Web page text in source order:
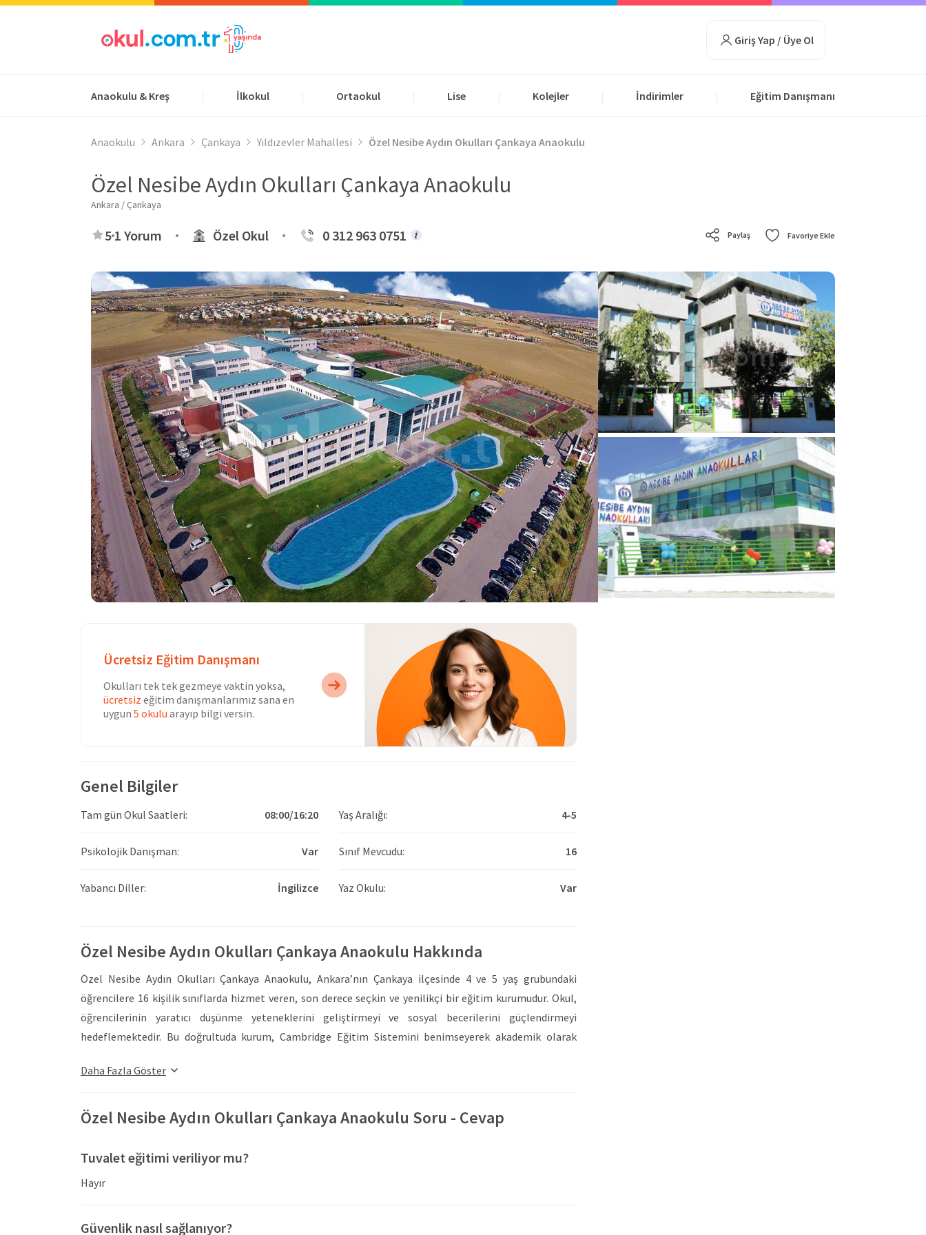
Giriş Yap / Üye Ol
Anaokulu & Kreş İlkokul Ortaokul Lise Kolejler İndirimler Eğitim Danışmanı
Anaokulu Ankara Çankaya Yıldızevler Mahallesi Özel Nesibe Aydın Okulları Çankaya Anaokulu
Özel Nesibe Aydın Okulları Çankaya Anaokulu
Ankara / Çankaya
Favoriye Ekle
Paylaş
5 1 Yorum Özel Okul 0 312 963 0751
Ücretsiz Eğitim Danışmanı
Okulları tek tek gezmeye vaktin yoksa,
ücretsiz eğitim danışmanlarımız sana en
uygun 5 okulu arayıp bilgi versin.
Genel Bilgiler
Tam gün Okul Saatleri: 08:00/16:20 Yaş Aralığı: 4-5
Psikolojik Danışman: Var Sınıf Mevcudu: 16
Yabancı Diller: İngilizce Yaz Okulu: Var
Özel Nesibe Aydın Okulları Çankaya Anaokulu Hakkında
Özel Nesibe Aydın Okulları Çankaya Anaokulu, Ankara’nın Çankaya ilçesinde 4 ve 5 yaş grubundaki
öğrencilere 16 kişilik sınıflarda hizmet veren, son derece seçkin ve yenilikçi bir eğitim kurumudur. Okul,
öğrencilerinin yaratıcı düşünme yeteneklerini geliştirmeyi ve sosyal becerilerini güçlendirmeyi
hedeflemektedir. Bu doğrultuda kurum, Cambridge Eğitim Sistemini benimseyerek akademik olarak
dil becerilerinin önemini bilen kurum, onların gelişimleri için her gün düzenli olarak İngilizce dersleri
Kurumda, öğrenciler için güvenli ve eğlenceli ortam sunularak onların derslerinde eğlenirken öğrenmeleri
eğlenerek geçirmekte ve ihtiyaç duydukları zaman dinlenme sürelerini değerlendirmektedir. Yemekhane
yemekler tamamı ile okulun kendi mutfağında hazırlanmaktadır. Ayrıca, sağlıklı ve düzenli beslenme
bulunulmaktadır.
Daha Fazla Göster
Özel Nesibe Aydın Okulları Çankaya Anaokulu Soru - Cevap
Tuvalet eğitimi veriliyor mu?
Hayır
Güvenlik nasıl sağlanıyor?